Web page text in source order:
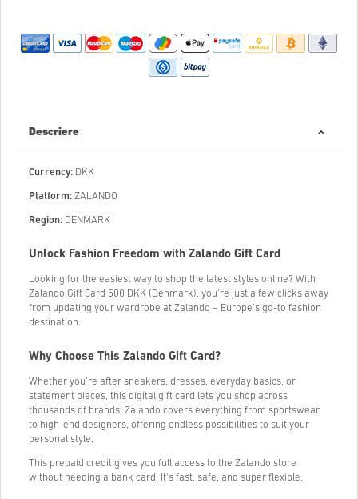
Descriere
Currency: DKK
Platform: ZALANDO
Region: DENMARK
Unlock Fashion Freedom with Zalando Gift Card
Looking for the easiest way to shop the latest styles online? With
Zalando Gift Card 500 DKK (Denmark), you're just a few clicks away
from updating your wardrobe at Zalando – Europe’s go-to fashion
destination.
Why Choose This Zalando Gift Card?
Whether you’re after sneakers, dresses, everyday basics, or
statement pieces, this digital gift card lets you shop across
thousands of brands. Zalando covers everything from sportswear
to high-end designers, offering endless possibilities to suit your
personal style.
This prepaid credit gives you full access to the Zalando store
without needing a bank card. It's fast, safe, and super flexible.